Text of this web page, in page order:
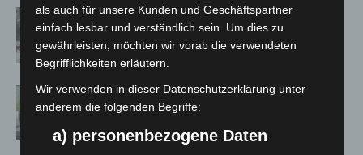
Gasleitung bei McDonald’s-Umbau in
Langenhagen beschädigt
Langenhagen: Autofahrer mit 3,17
Promille aus dem Verkehr gezogen
als auch für unsere Kunden und Geschäftspartner
einfach lesbar und verständlich sein. Um dies zu
gewährleisten, möchten wir vorab die verwendeten
Begrifflichkeiten erläutern.
Wir verwenden in dieser Datenschutzerklärung unter
anderem die folgenden Begriffe:
a) personenbezogene Daten